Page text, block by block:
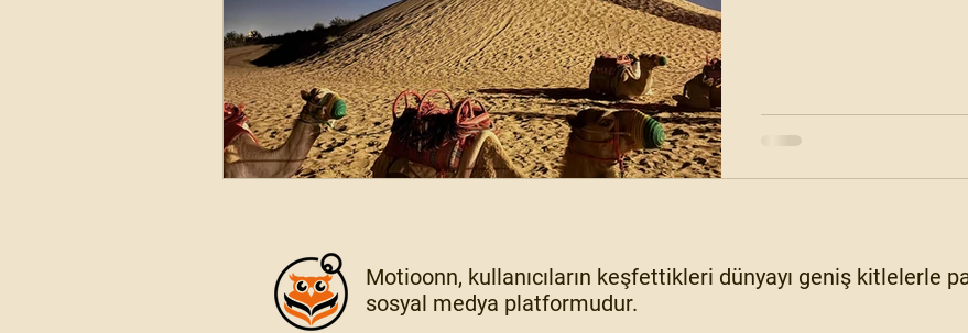
Motioonn, kullanıcıların keşfettikleri dünyayı geniş kitlelerle
sosyal medya platformudur.